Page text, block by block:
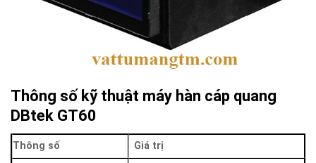
Thông số kỹ thuật máy hàn cáp quang
DBtek GT60
Thông số
Giá trị